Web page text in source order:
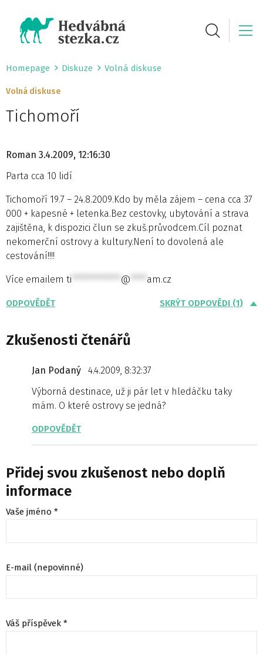
Homepage Diskuze Volná diskuse
Volná diskuse
Tichomoří
Roman 3.4.2009, 12:16:30
Parta cca 10 lidí
Tichomoří 19.7 – 24.8.2009.Kdo by měla zájem – cena cca 37
000 + kapesné + letenka.Bez cestovky, ubytování a strava
zajištěna, k dispozici člun se zkuš.průvodcem.Cíl poznat
nekomerční ostrovy a kultury.Není to dovolená ale
cestování!!!!
Více emailem ti ************ @ **** am.cz
ODPOVĚDĚT SKRÝT ODPOVĚDI (1)
Zkušenosti čtenářů
Jan Podaný
4.4.2009, 8:32:37
Výborná destinace, už ji pár let v hledáčku taky
mám. O které ostrovy se jedná?
ODPOVĚDĚT
Přidej svou zkušenost nebo doplň
informace
Vaše jméno *
E-mail (nepovinné)
Váš příspěvek *